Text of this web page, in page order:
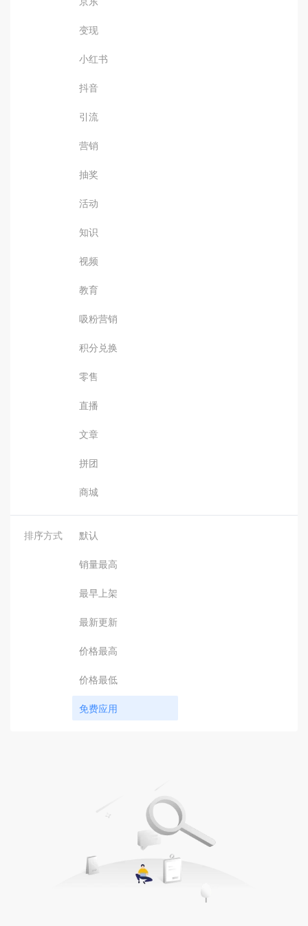
变现
小红书
抖音
引流
营销
抽奖
活动
知识
视频
教育
吸粉营销
积分兑换
零售
直播
文章
拼团
商城
排序方式 默认
销量最高
最早上架
最新更新
价格最高
价格最低
免费应用